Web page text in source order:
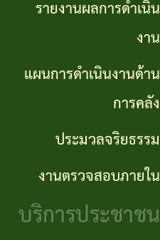
งาน
เจ้า
หน้าที่
การจัดการ
ความรู้
(Knowledge
งานด้าน
การคลัง
จริยธรรม
งาน
กำลัง
แผน
ส่วน
ตำบล
รายงานผลการดำเนิน
งาน
แผนการดำเนินงานด้าน
การคลัง
ประมวลจริยธรรม
งานตรวจสอบภายใน
บริการประชาชน